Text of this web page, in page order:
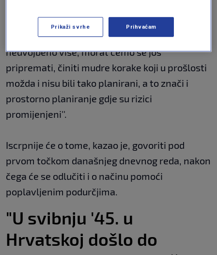
pogađaju cijeli svijet, donose više suša, požara,
a i poplava. Ovoga će u budućnosti biti
nedvojbeno više, morat ćemo se još
pripremati, činiti mudre korake koji u prošlosti
možda i nisu bili tako planirani, a to znači i
prostorno planiranje gdje su rizici
promijenjeni''.
Iscrpnije će o tome, kazao je, govoriti pod
prvom točkom današnjeg dnevnog reda, nakon
čega će se odlučiti i o načinu pomoći
poplavljenim podurčjima.
"U svibnju '45. u
Hrvatskoj došlo do
Prikaži svrhe Prihvaćam